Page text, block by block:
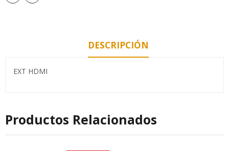
DESCRIPCIÓN
EXT HDMI
Productos Relacionados